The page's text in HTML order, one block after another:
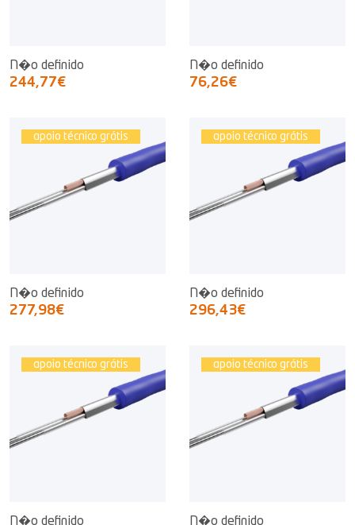
N�o definido
244,77€
N�o definido
76,26€
apoio técnico grátis
N�o definido
277,98€
apoio técnico grátis
N�o definido
296,43€
apoio técnico grátis
N�o definido
apoio técnico grátis
N�o definido